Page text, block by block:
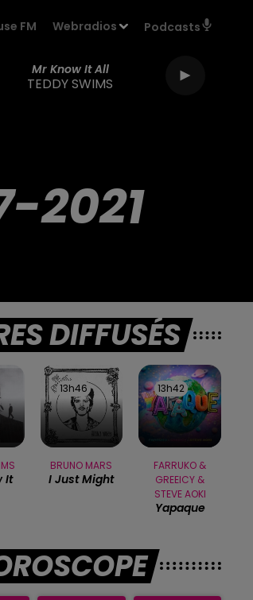
FM Webradios Podcasts
Mr Know It All
TEDDY SWIMS
2021
DIFFUSÉS
It
13h46
13h46
BRUNO MARS
I Just Might
13h42
13h42
FARRUKO &
GREEICY &
STEVE AOKI
Yapaque